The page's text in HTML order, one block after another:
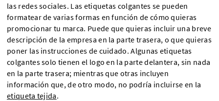
las redes sociales. Las etiquetas colgantes se pueden
formatear de varias formas en función de cómo quieras
promocionar tu marca. Puede que quieras incluir una breve
descripción de la empresa en la parte trasera, o que quieras
poner las instrucciones de cuidado. Algunas etiquetas
colgantes solo tienen el logo en la parte delantera, sin nada
en la parte trasera; mientras que otras incluyen
información que, de otro modo, no podría incluirse en la
etiqueta tejida.